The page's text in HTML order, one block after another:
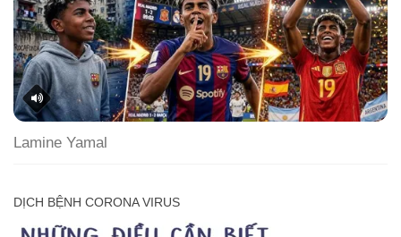
Lamine Yamal
DỊCH BỆNH CORONA VIRUS